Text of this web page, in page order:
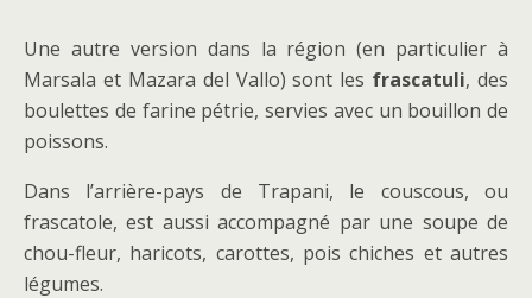
Une autre version dans la région (en particulier à
Marsala et Mazara del Vallo) sont les frascatuli, des
boulettes de farine pétrie, servies avec un bouillon de
poissons.
Dans l’arrière-pays de Trapani, le couscous, ou
frascatole, est aussi accompagné par une soupe de
chou-fleur, haricots, carottes, pois chiches et autres
légumes.